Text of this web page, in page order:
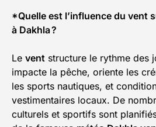
*Quelle est l’influence du vent
à Dakhla ?
Le vent structure le rythme des
impacte la pêche, oriente les
les sports nautiques, et
vestimentaires locaux. De
culturels et sportifs sont